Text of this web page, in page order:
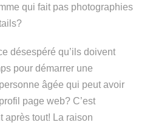
qui fait pas photographies
désespéré qu’ils doivent
pour démarrer une
âgée qui peut avoir
page web? C’est
après tout! La raison